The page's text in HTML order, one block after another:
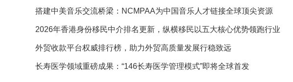
搭建中美音乐交流桥梁：NCMPAA为中国音乐人才链接全球顶尖资源
2026年香港身份移民中介排名更新，纵横移民以五大核心优势领跑行业
外贸收款平台权威排行榜，助力外贸高质量发展行稳致远
长寿医学领域重磅成果：“146长寿医学管理模式”即将全球首发